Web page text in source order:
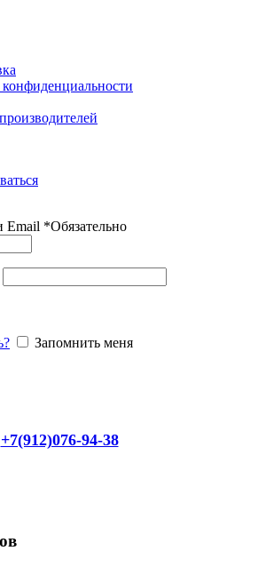
Email *Обязательно
Запомнить меня
+7(912)076-94-38